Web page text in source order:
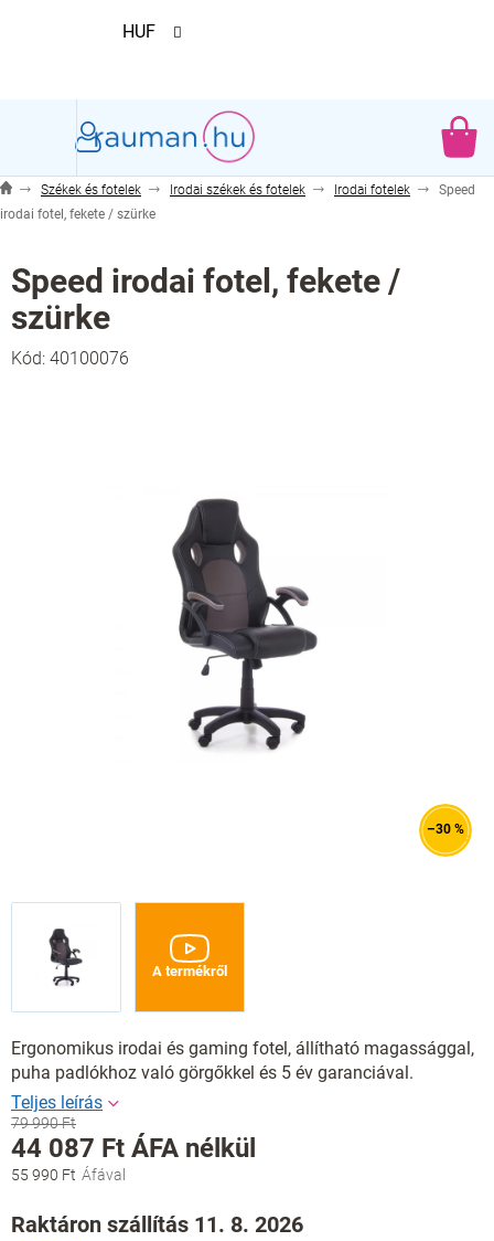
HUF
Székek és fotelek Irodai székek és fotelek Irodai fotelek
Speed
irodai fotel, fekete / szürke
Speed irodai fotel, fekete /
szürke
Kód: 40100076
–30 %
A termékről
Ergonomikus irodai és gaming fotel, állítható magassággal,
puha padlókhoz való görgőkkel és 5 év garanciával.
79 990 Ft
55 990 Ft
44 087 Ft ÁFA nélkül
Egységár:
Raktáron szállítás 11. 8. 2026